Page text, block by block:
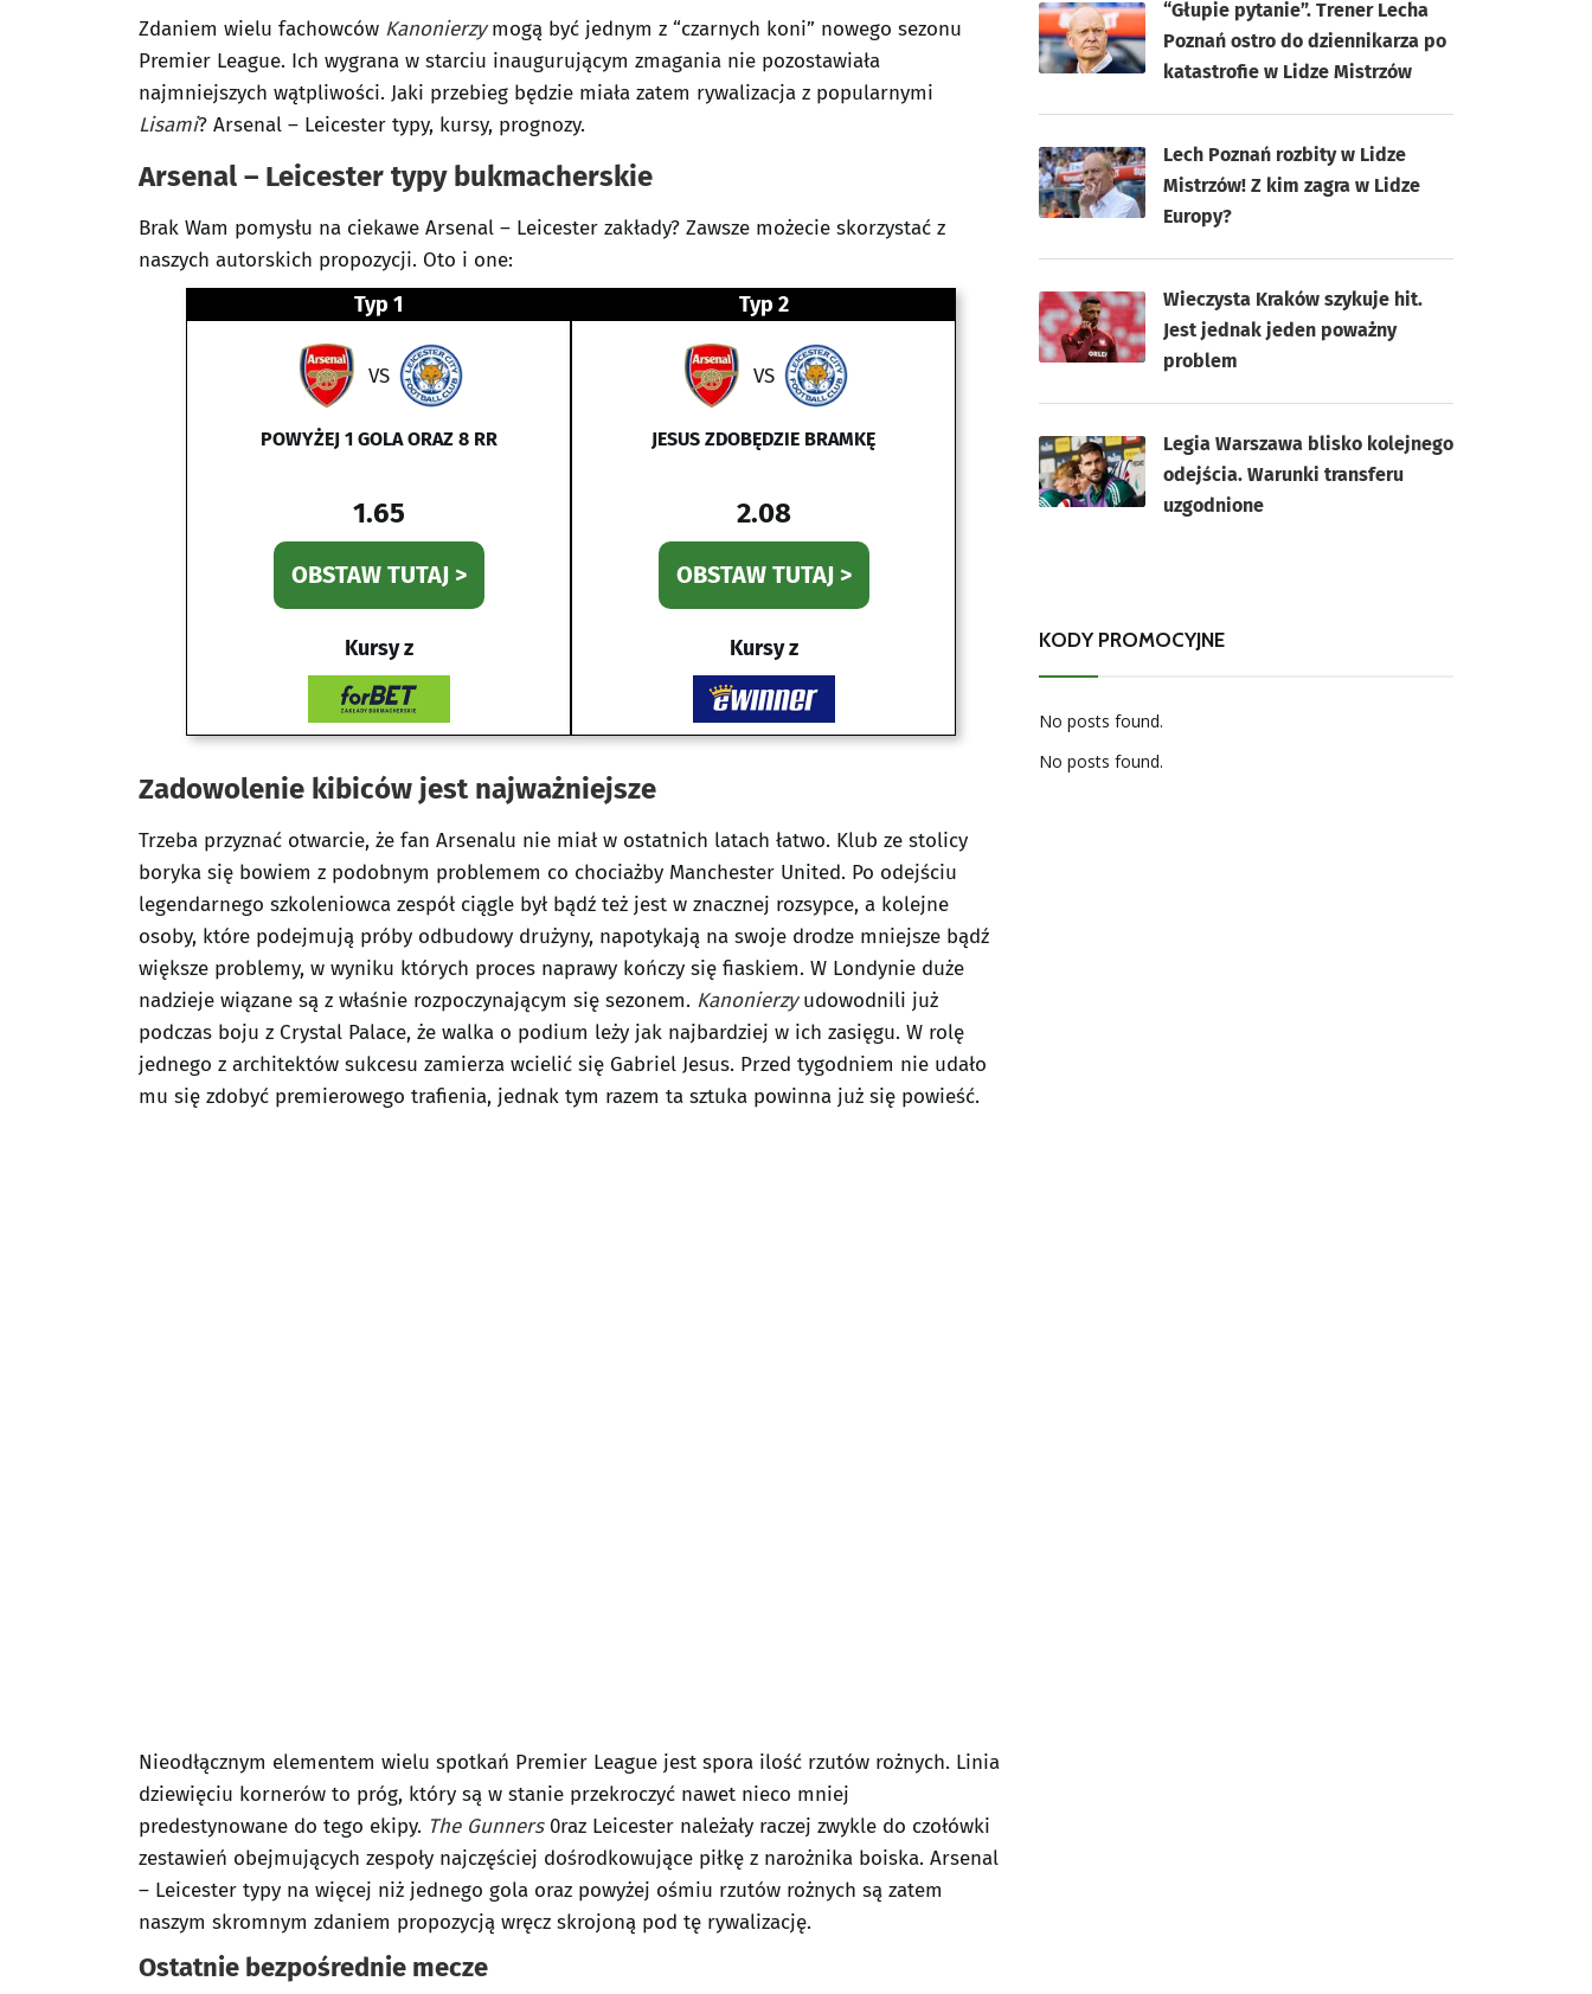
Zdaniem wielu fachowców Kanonierzymogą być jednym z “czarnych koni” nowego sezonu
Premier League. Ich wygrana w starciu inaugurującym zmagania nie pozostawiała
najmniejszych wątpliwości. Jaki przebieg będzie miała zatem rywalizacja z popularnymi
Lisami? Arsenal – Leicester typy, kursy, prognozy.
Arsenal – Leicester typy bukmacherskie
Brak Wam pomysłu na ciekawe Arsenal – Leicester zakłady? Zawsze możecie skorzystać z
naszych autorskich propozycji. Oto i one:
Typ 1
VS
POWYŻEJ 1 GOLA ORAZ 8 RR
1.65
OBSTAW TUTAJ >
Kursy z
Typ 2
VS
JESUS ZDOBĘDZIE BRAMKĘ
2.08
OBSTAW TUTAJ >
Kursy z
Zadowolenie kibiców jest najważniejsze
Trzeba przyznać otwarcie, że fan Arsenalu nie miał w ostatnich latach łatwo. Klub ze stolicy
boryka się bowiem z podobnym problemem co chociażby Manchester United. Po odejściu
legendarnego szkoleniowca zespół ciągle był bądź też jest w znacznej rozsypce, a kolejne
osoby, które podejmują próby odbudowy drużyny, napotykają na swoje drodze mniejsze bądź
większe problemy, w wyniku których proces naprawy kończy się fiaskiem. W Londynie duże
nadzieje wiązane są z właśnie rozpoczynającym się sezonem. Kanonierzyudowodnili już
podczas boju z Crystal Palace, że walka o podium leży jak najbardziej w ich zasięgu. W rolę
jednego z architektów sukcesu zamierza wcielić się Gabriel Jesus. Przed tygodniem nie udało
mu się zdobyć premierowego trafienia, jednak tym razem ta sztuka powinna już się powieść.
Nieodłącznym elementem wielu spotkań Premier League jest spora ilość rzutów rożnych. Linia
dziewięciu kornerów to próg, który są w stanie przekroczyć nawet nieco mniej
predestynowane do tego ekipy. The Gunners0raz Leicester należały raczej zwykle do czołówki
zestawień obejmujących zespoły najczęściej dośrodkowujące piłkę z narożnika boiska. Arsenal
– Leicester typy na więcej niż jednego gola oraz powyżej ośmiu rzutów rożnych są zatem
naszym skromnym zdaniem propozycją wręcz skrojoną pod tę rywalizację.
Ostatnie bezpośrednie mecze
“Głupie pytanie”. Trener Lecha
Poznań ostro do dziennikarza po
katastrofie w Lidze Mistrzów
Lech Poznań rozbity w Lidze
Mistrzów! Z kim zagra w Lidze
Europy?
Wieczysta Kraków szykuje hit.
Jest jednak jeden poważny
problem
Legia Warszawa blisko kolejnego
odejścia. Warunki transferu
uzgodnione
KODY PROMOCYJNE
No posts found.
No posts found.